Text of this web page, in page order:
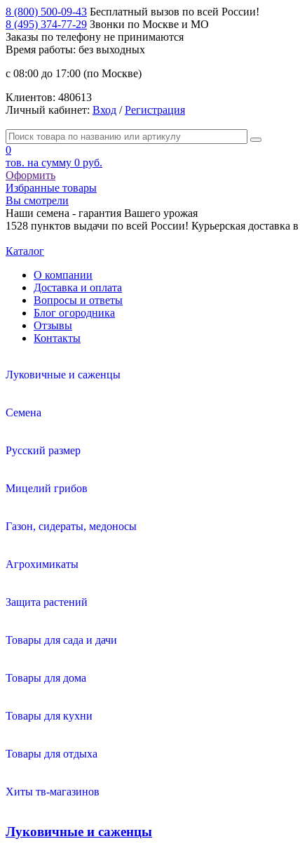
8 (800) 500-09-43 Бесплатный вызов по всей России!
8 (495) 374-77-29 Звонки по Москве и МО
Заказы по телефону не принимаются
Время работы: без выходных
с 08:00 до 17:00 (по Москве)
Клиентов: 480613
Личный кабинет: Вход /Регистрация
0
тов. на сумму 0 руб.
Оформить
Избранные товары
Вы смотрели
Наши семена - гарантия Вашего урожая
1528 пунктов выдачи по всей России! Курьерская доставка
Каталог
О компании
Доставка и оплата
Вопросы и ответы
Блог огородника
Отзывы
Контакты
Луковичные и саженцы
Семена
Русский размер
Мицелий грибов
Газон, сидераты, медоносы
Агрохимикаты
Защита растений
Товары для сада и дачи
Товары для дома
Товары для кухни
Товары для отдыха
Хиты тв-магазинов
Луковичные и саженцы